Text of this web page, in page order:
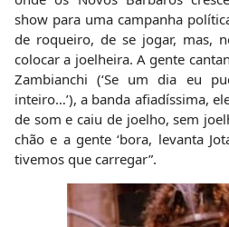
show para uma campanha
de roqueiro, de se jogar, mas,
colocar a joelheira. A gente
Zambianchi (‘Se um dia eu
inteiro…’), a banda afiadíssima,
de som e caiu de joelho, sem
chão e a gente ‘bora, levanta
tivemos que carregar”.